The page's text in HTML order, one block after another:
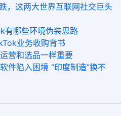
，这两大世界互联网社交巨头
有哪些环境伪装思路
业务收购背书
营和选品一样重要
件陷入困境 “印度制造”换不